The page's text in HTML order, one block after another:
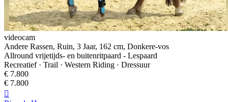
videocam
Andere Rassen, Ruin, 3 Jaar, 162 cm, Donkere-vos
Allround vrijetijds- en buitenritpaard - Lespaard
Recreatief · Trail · Western Riding · Dressuur
€ 7.800
€ 7.800
